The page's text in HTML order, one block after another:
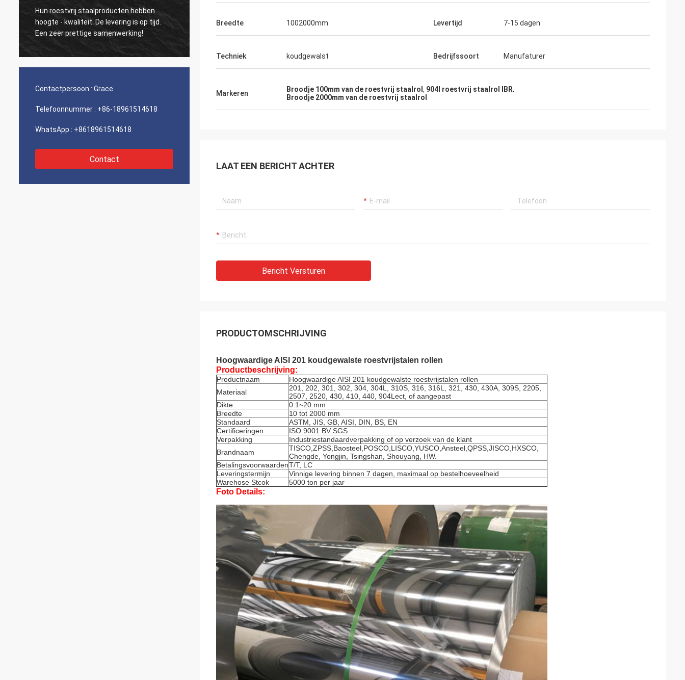
is op tijd.
Uw bedrijfkwaliteit is werkelijk goed, tot nu
heb ik nul gebrekkig tarief ontmoet.
Hopelijk zult u deze goede voorwaarde
houden! Dank.
de waarschijnlijkheid van succes. Daarom
Contactpersoon : Grace
Telefoonnummer : +86-18961514618
WhatsApp : +8618961514618
Contact
Breedte 1002000mm Levertijd 7-15 dagen
Techniek koudgewalst Bedrijfssoort Manufaturer
Markeren Broodje 100mm van de roestvrij staalrol , 904l roestvrij staalrol IBR,
Broodje 2000mm van de roestvrij staalrol
LAAT EEN BERICHT ACHTER
Bericht Versturen
PRODUCTOMSCHRIJVING
Hoogwaardige AISI 201 koudgewalste roestvrijstalen rollen
Productbeschrijving:
Productnaam
Hoogwaardige AISI 201 koudgewalste roestvrijstalen rollen
Materiaal
201, 202, 301, 302, 304, 304L, 310S, 316, 316L, 321, 430, 430A, 309S, 2205,
2507, 2520, 430, 410, 440, 904Lect, of aangepast
Dikte
0.1~20 mm
Breedte
10 tot 2000 mm
Standaard
ASTM, JIS, GB, AISI, DIN, BS, EN
Certificeringen
ISO 9001 BV SGS
Verpakking
Industriestandaardverpakking of op verzoek van de klant
Brandnaam
TISCO,ZPSS,Baosteel,POSCO,LISCO,YUSCO,Ansteel,QPSS,JISCO,HXSCO,
Chengde, Yongjin, Tsingshan, Shouyang, HW.
BetalingsvoorwaardenT/T, LC
Leveringstermijn
Vinnige levering binnen 7 dagen, maximaal op bestelhoeveelheid
Warehose Stcok
5000 ton per jaar
Foto Details: